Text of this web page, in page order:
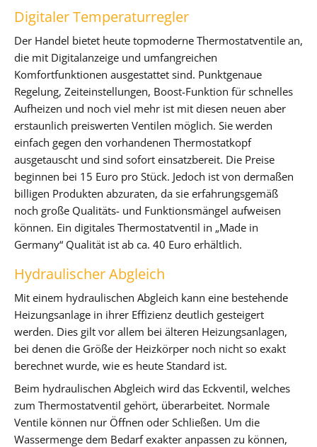
Digitaler Temperaturregler
Der Handel bietet heute topmoderne Thermostatventile an,
die mit Digitalanzeige und umfangreichen
Komfortfunktionen ausgestattet sind. Punktgenaue
Regelung, Zeiteinstellungen, Boost-Funktion für schnelles
Aufheizen und noch viel mehr ist mit diesen neuen aber
erstaunlich preiswerten Ventilen möglich. Sie werden
einfach gegen den vorhandenen Thermostatkopf
ausgetauscht und sind sofort einsatzbereit. Die Preise
beginnen bei 15 Euro pro Stück. Jedoch ist von dermaßen
billigen Produkten abzuraten, da sie erfahrungsgemäß
noch große Qualitäts- und Funktionsmängel aufweisen
können. Ein digitales Thermostatventil in „Made in
Germany“ Qualität ist ab ca. 40 Euro erhältlich.
Hydraulischer Abgleich
Mit einem hydraulischen Abgleich kann eine bestehende
Heizungsanlage in ihrer Effizienz deutlich gesteigert
werden. Dies gilt vor allem bei älteren Heizungsanlagen,
bei denen die Größe der Heizkörper noch nicht so exakt
berechnet wurde, wie es heute Standard ist.
Beim hydraulischen Abgleich wird das Eckventil, welches
zum Thermostatventil gehört, überarbeitet. Normale
Ventile können nur Öffnen oder Schließen. Um die
Wassermenge dem Bedarf exakter anpassen zu können,